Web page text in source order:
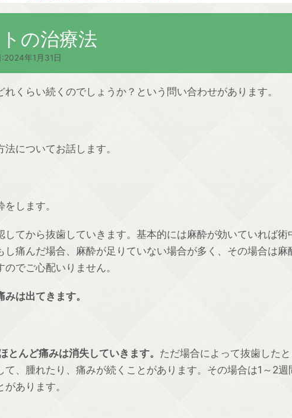
の治療法
2024年1月31日
くらい続くのでしょうか？という問い合わせがあります。
についてお話します。
します。
してから抜歯していきます。基本的には麻酔が効いていれば術
し痛んだ場合、麻酔が足りていない場合が多く、その場合は麻
でご心配いりません。
は出てきます。
んど痛みは消失していきます。 ただ場合によって抜歯したと
て、腫れたり、痛みが続くことがあります。その場合は1～2週
あります。